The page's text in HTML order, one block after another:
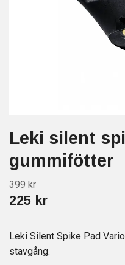
Leki silent
gummifötter
399 kr
225 kr
Leki Silent Spike Pad
stavgång.